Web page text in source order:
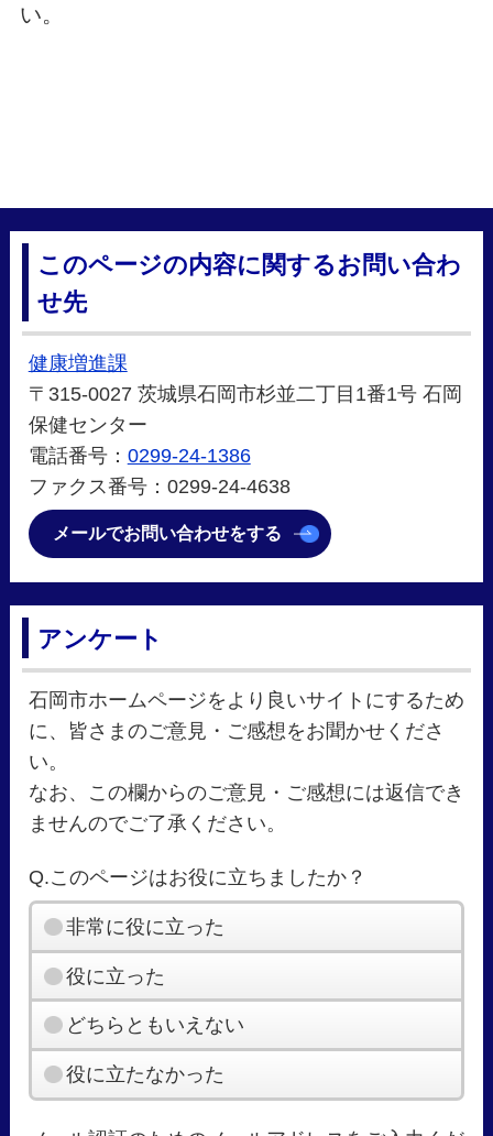
い。
このページの内容に関するお問い合わ
せ先
健康増進課
〒315-0027 茨城県石岡市杉並二丁目1番1号 石岡
保健センター
電話番号： 0299-24-1386
ファクス番号：0299-24-4638
メールでお問い合わせをする
アンケート
石岡市ホームページをより良いサイトにするため
に、皆さまのご意見・ご感想をお聞かせくださ
い。
なお、この欄からのご意見・ご感想には返信でき
ませんのでご了承ください。
Q.このページはお役に立ちましたか？
非常に役に立った
役に立った
どちらともいえない
役に立たなかった